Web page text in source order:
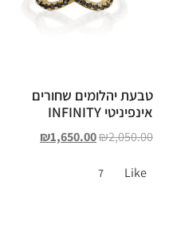
טבעת יהלומים שחורים
אינפיניטי INFINITY
₪2,050.00
₪1,650.00
Like
7